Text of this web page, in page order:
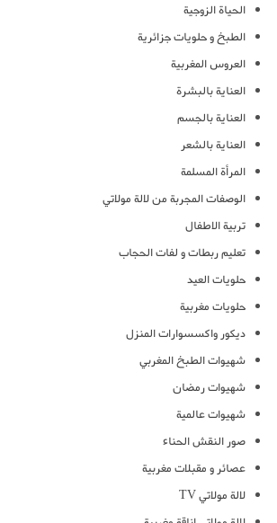
الحياة الزوجية
الطبخ و حلويات جزائرية
العروس المغربية
العناية بالبشرة
العناية بالجسم
العناية بالشعر
المرأة المسلمة
الوصفات المجربة من لالة مولاتي
تربية الاطفال
تعليم ربطات و لفات الحجاب
حلويات العيد
حلويات مغربية
ديكور واكسسوارات المنزل
شهيوات الطبخ المغربي
شهيوات رمضان
شهيوات عالمية
صور النقش الحناء
عصائر و مقبلات مغربية
لالة مولاتي TV